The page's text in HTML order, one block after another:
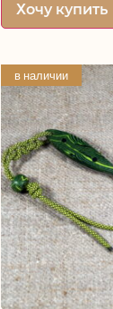
Хочу купить
в наличии